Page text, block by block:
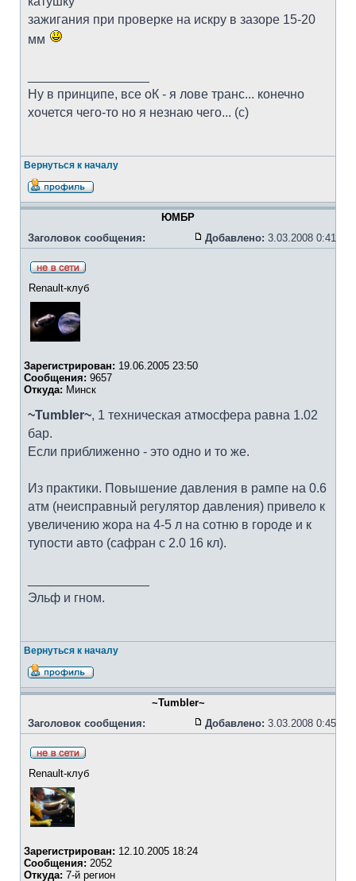
зажигания при проверке на искру в зазоре 15-20
мм
Ну в принципе, все оК - я лове транс... конечно
хочется чего-то но я незнаю чего... (с)
Вернуться к началу
ЮМБР
Заголовок сообщения:
Добавлено: 3.03.2008 0:41
Renault-клуб
Зарегистрирован: 19.06.2005 23:50
Сообщения: 9657
Откуда: Минск
~Tumbler~, 1 техническая атмосфера равна 1.02
бар.
Если приближенно - это одно и то же.
Из практики. Повышение давления в рампе на 0.6
атм (неисправный регулятор давления) привело к
увеличению жора на 4-5 л на сотню в городе и к
тупости авто (сафран с 2.0 16 кл).
Эльф и гном.
Вернуться к началу
~Tumbler~
Заголовок сообщения:
Добавлено: 3.03.2008 0:45
Renault-клуб
Зарегистрирован: 12.10.2005 18:24
Сообщения: 2052
Откуда: 7-й регион